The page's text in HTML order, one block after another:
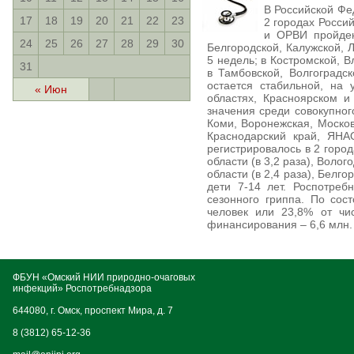
« Июн
17
18 19 20 21 22
23
24
25 26 27 28 29
30
31
В Российской
2 городах
и ОРВИ
Белгородской, Калужской,
5 недель; в Костромской,
в Тамбовской,
остается стабильной,
областях, Красноярском
значения среди
Коми, Воронежская,
Краснодарский край,
регистрировалось в 2
области (в 3,2 раза),
области (в 2,4 раза),
дети 7-14 лет.
сезонного гриппа. По
человек или 23,8% от
финансирования – 6,6 млн.
ФБУН «Омский НИИ природно-очаговых
инфекций» Роспотребнадзора
644080, г. Омск, проспект Мира, д. 7
8 (3812) 65-12-36